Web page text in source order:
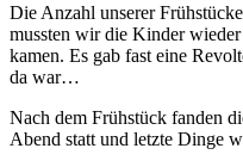
Die Anzahl unserer
mussten wir die Kinder
kamen. Es gab fast eine
da war…
Nach dem Frühstück fanden
Abend statt und letzte Dinge